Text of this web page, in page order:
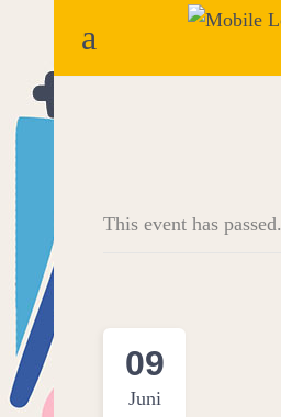
This event has passed.
09
Juni